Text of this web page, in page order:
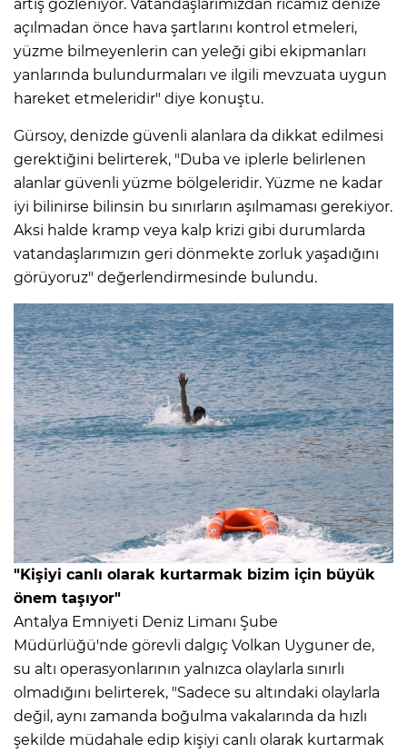
artış gözleniyor. Vatandaşlarımızdan ricamız denize
açılmadan önce hava şartlarını kontrol etmeleri,
yüzme bilmeyenlerin can yeleği gibi ekipmanları
yanlarında bulundurmaları ve ilgili mevzuata uygun
hareket etmeleridir" diye konuştu.
Gürsoy, denizde güvenli alanlara da dikkat edilmesi
gerektiğini belirterek, "Duba ve iplerle belirlenen
alanlar güvenli yüzme bölgeleridir. Yüzme ne kadar
iyi bilinirse bilinsin bu sınırların aşılmaması gerekiyor.
Aksi halde kramp veya kalp krizi gibi durumlarda
vatandaşlarımızın geri dönmekte zorluk yaşadığını
görüyoruz" değerlendirmesinde bulundu.
"Kişiyi canlı olarak kurtarmak bizim için büyük
önem taşıyor"
Antalya Emniyeti Deniz Limanı Şube
Müdürlüğü'nde görevli dalgıç Volkan Uyguner de,
su altı operasyonlarının yalnızca olaylarla sınırlı
olmadığını belirterek, "Sadece su altındaki olaylarla
değil, aynı zamanda boğulma vakalarında da hızlı
şekilde müdahale edip kişiyi canlı olarak kurtarmak